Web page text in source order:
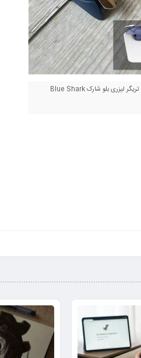
لوازم جانبی گیمینگ موبایل با دو بارند متفاوت مانند تریگر لیزری بلو شارک Blue Shark